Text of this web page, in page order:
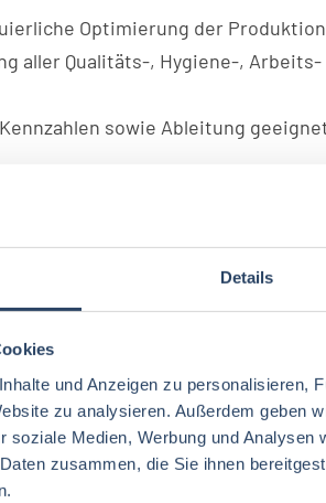
Details
und Anzeigen zu personalisieren,
zu analysieren. Außerdem geben
soziale Medien, Werbung und
zusammen, die Sie ihnen
Optimierung der
aller Qualitäts-, Hygiene-, Arbeits-
sowie Ableitung
und Auswertung relevanter
entsprechend der
Ihrer Mitarbeitenden
Qualitätssicherung,
(m/w/d) oder vergleichbare